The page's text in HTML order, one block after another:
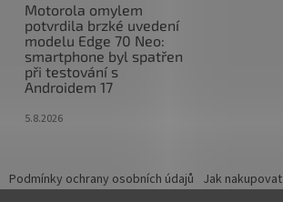
Motorola omylem
potvrdila brzké uvedení
modelu Edge 70 Neo:
smartphone byl spatřen
při testování s
Androidem 17
5.8.2026
Podmínky ochrany osobních údajů Jak nakupovat